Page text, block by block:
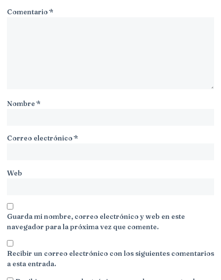
Comentario*
Nombre*
Correo electrónico*
Web
Guarda mi nombre, correo electrónico y web en este
navegador para la próxima vez que comente.
Recibir un correo electrónico con los siguientes comentarios
a esta entrada.